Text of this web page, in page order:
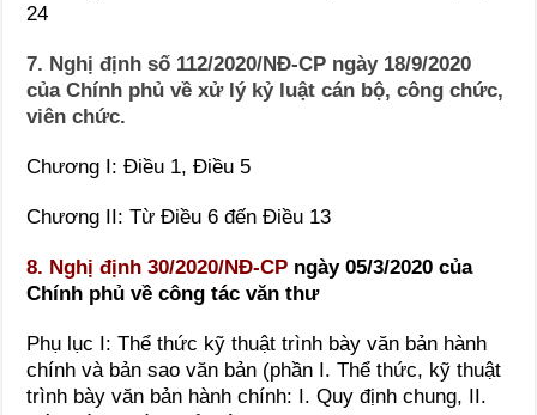
24
7. Nghị định số 112/2020/NĐ-CP ngày 18/9/2020
của Chính phủ về xử lý kỷ luật cán bộ, công chức,
viên chức.
Chương I: Điều 1, Điều 5
Chương II: Từ Điều 6 đến Điều 13
8. Nghị định 30/2020/NĐ-CP ngày 05/3/2020 của
Chính phủ về công tác văn thư
Phụ lục I: Thể thức kỹ thuật trình bày văn bản hành
chính và bản sao văn bản (phần I. Thể thức, kỹ thuật
trình bày văn bản hành chính: I. Quy định chung, II.